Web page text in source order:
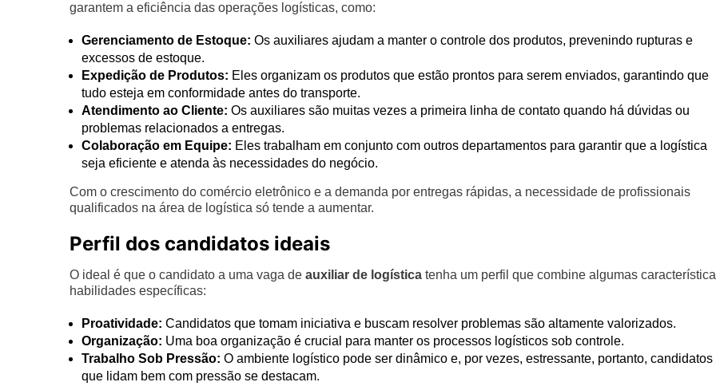
garantem a eficiência das operações logísticas, como:
Gerenciamento de Estoque: Os auxiliares ajudam a manter o controle dos produtos, prevenindo rupturas e
excessos de estoque.
Expedição de Produtos: Eles organizam os produtos que estão prontos para serem enviados, garantindo que
tudo esteja em conformidade antes do transporte.
Atendimento ao Cliente: Os auxiliares são muitas vezes a primeira linha de contato quando há dúvidas ou
problemas relacionados a entregas.
Colaboração em Equipe: Eles trabalham em conjunto com outros departamentos para garantir que a logística
seja eficiente e atenda às necessidades do negócio.
Com o crescimento do comércio eletrônico e a demanda por entregas rápidas, a necessidade de profissionais
qualificados na área de logística só tende a aumentar.
Perfil dos candidatos ideais
O ideal é que o candidato a uma vaga de auxiliar de logística tenha um perfil que combine algumas
habilidades específicas:
Proatividade: Candidatos que tomam iniciativa e buscam resolver problemas são altamente valorizados.
Organização: Uma boa organização é crucial para manter os processos logísticos sob controle.
Trabalho Sob Pressão: O ambiente logístico pode ser dinâmico e, por vezes, estressante, portanto, candidatos
que lidam bem com pressão se destacam.